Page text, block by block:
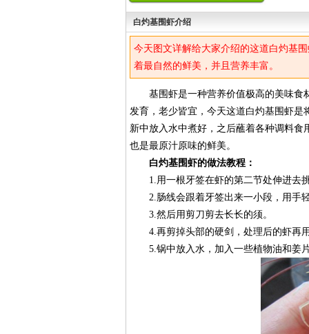
白灼基围虾介绍
今天图文详解给大家介绍的这道白灼基
着最自然的鲜美，并且营养丰富。
基围虾是一种营养价值极高的美味食
发育，老少皆宜，今天这道白灼基围虾
新中放入水中煮好，之后蘸着各种调料
也是最原汁原味的鲜美。
白灼基围虾的做法教程：
1.用一根牙签在虾的第二节处伸进去
2.肠线会跟着牙签出来一小段，用手
3.然后用剪刀剪去长长的须。
4.再剪掉头部的硬剑，处理后的虾再
5.锅中放入水，加入一些植物油和姜